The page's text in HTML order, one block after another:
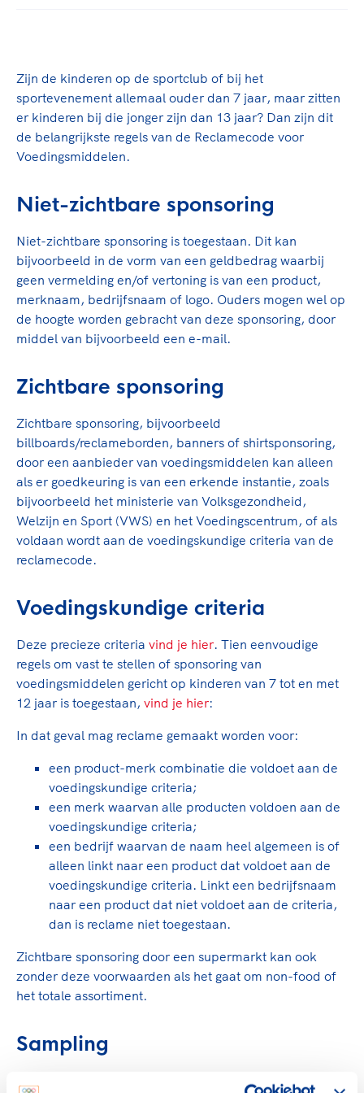
Game Changer
TeamNL kids
Olympische geschiedenis
Nieuwspagina
Columns
Sport gaat niet vanzelf
een rondje fietsen, door samen te skaten of naar
voor Sifan Hassan, Rico Verhoeven, Diede de
Groot en het Nederlands Elftal. Of met trots te
genieten van de karatewedstrijd van je dochter,
de halve marathon van je moeder of de
hockeywedstrijd van je buurjongen.
Lees verder
Duurzaamheid
Bekwaam sportkader
Vitale clubs en bestuurlijk kader
Clubacties
Handboek Wet- en Regelgeving
Opleidingen en trainingen
High5 Stappenplan
Ruimte voor sport
Beroepskrachten
Samen voor een veilige
sportomgeving
Voor welk gedrag staat de club? Wat mag wel
langs de lijn, in de kleedkamer, kantine en online?
En wat mag vooral niet? Een gedragscode geeft
hier richting aan en is dus een belangrijk
ongewenst gedrag.
Lees verder
TeamNL Sport Science Centre
Olympische Spelen LA28
Paralympische Spelen LA28
Topsportbeleid
Topsportfinanciering
Maatschappelijke waarde topsport
Top teamsportcompetities
ontwikkelprogramma voor de volgende functies
binnen TeamNL programma's: experts, coaches,
bestuurders, (technisch) directeuren, managers en
toekomstig kader.
Lees verder
Zijn de kinderen op de sportclub of bij het
sportevenement allemaal ouder dan 7 jaar, maar zitten
er kinderen bij die jonger zijn dan 13 jaar? Dan zijn dit
de belangrijkste regels van de Reclamecode voor
Voedingsmiddelen.
Niet-zichtbare sponsoring
Niet-zichtbare sponsoring is toegestaan. Dit kan
bijvoorbeeld in de vorm van een geldbedrag waarbij
geen vermelding en/of vertoning is van een product,
merknaam, bedrijfsnaam of logo. Ouders mogen wel op
de hoogte worden gebracht van deze sponsoring, door
middel van bijvoorbeeld een e-mail.
Zichtbare sponsoring
Zichtbare sponsoring, bijvoorbeeld
billboards/reclameborden, banners of shirtsponsoring,
door een aanbieder van voedingsmiddelen kan alleen
als er goedkeuring is van een erkende instantie, zoals
bijvoorbeeld het ministerie van Volksgezondheid,
Welzijn en Sport (VWS) en het Voedingscentrum, of als
voldaan wordt aan de voedingskundige criteria van de
reclamecode.
Voedingskundige criteria
Deze precieze criteria vind je hier. Tien eenvoudige
regels om vast te stellen of sponsoring van
voedingsmiddelen gericht op kinderen van 7 tot en met
12 jaar is toegestaan, vind je hier:
In dat geval mag reclame gemaakt worden voor:
een product-merk combinatie die voldoet aan de
voedingskundige criteria;
een merk waarvan alle producten voldoen aan de
voedingskundige criteria;
een bedrijf waarvan de naam heel algemeen is of
alleen linkt naar een product dat voldoet aan de
voedingskundige criteria. Linkt een bedrijfsnaam
naar een product dat niet voldoet aan de criteria,
dan is reclame niet toegestaan.
Zichtbare sponsoring door een supermarkt kan ook
zonder deze voorwaarden als het gaat om non-food of
het totale assortiment.
Sampling
Het uitdelen van voedingsmiddelen (sampling) kan als